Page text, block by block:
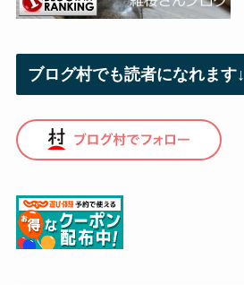
ブログ村でも読者になれます↓